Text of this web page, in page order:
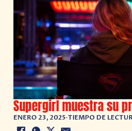
Supergirl muestra su
ENERO 23, 2025•TIEMPO DE